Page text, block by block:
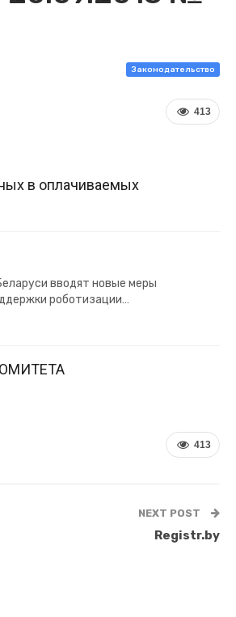
Законодательство
413
в оплачиваемых
вводят новые меры
роботизации…
413
NEXT POST
Registr.by